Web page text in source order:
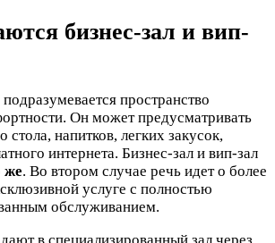
бизнес-зал и вип-
пространство
Он может предусматривать
стола, напитков, легких закусок,
интернета. Бизнес-зал и вип-зал
же. Во втором случае речь идет о более
услуге с полностью
обслуживанием.